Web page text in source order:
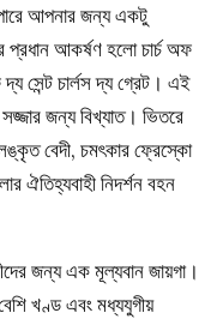
আপনার জন্য একটু
আকর্ষণ হলো চার্চ অফ
সেন্ট চার্লস দ্য গ্রেট। এই
সজ্জার জন্য বিখ্যাত। ভিতরে
বেদী, চমৎকার ফ্রেস্কো
ঐতিহ্যবাহী নিদর্শন বহন
জন্য এক মূল্যবান জায়গা।
খণ্ড এবং মধ্যযুগীয়